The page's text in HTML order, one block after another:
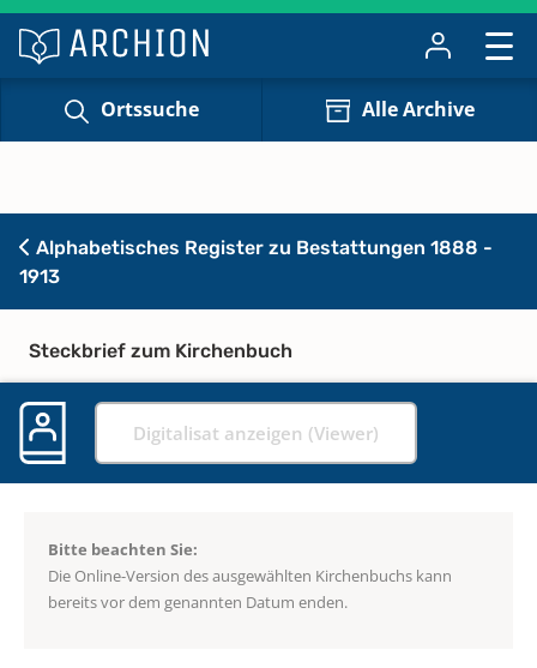
Ortssuche Alle Archive
Alphabetisches Register zu Bestattungen 1888 -
1913
Steckbrief zum Kirchenbuch
Digitalisat anzeigen (Viewer)
Bitte beachten Sie:
Die Online-Version des ausgewählten Kirchenbuchs kann
bereits vor dem genannten Datum enden.